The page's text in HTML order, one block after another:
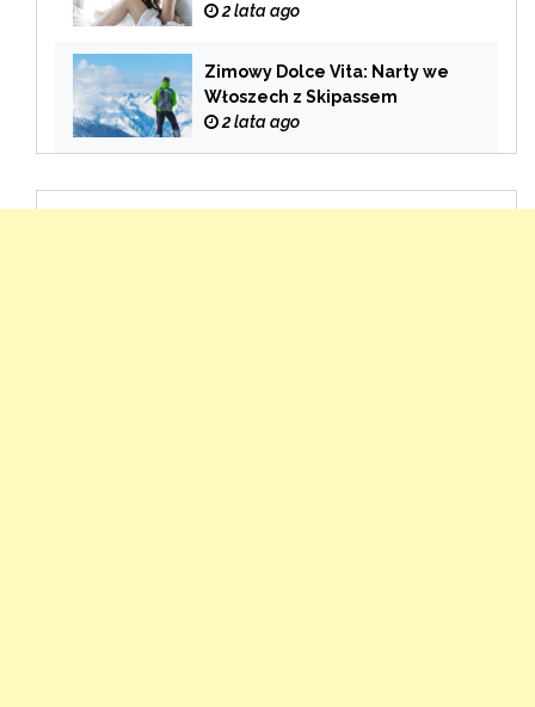
Pokarmowego
2 lata ago
Zimowy Dolce Vita: Narty we
Włoszech z Skipassem
2 lata ago